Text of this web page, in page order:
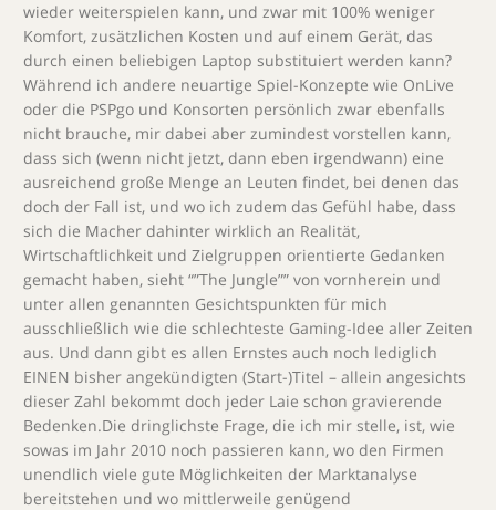
wieder weiterspielen kann, und zwar mit 100% weniger
Komfort, zusätzlichen Kosten und auf einem Gerät, das
durch einen beliebigen Laptop substituiert werden kann?
Während ich andere neuartige Spiel-Konzepte wie OnLive
oder die PSPgo und Konsorten persönlich zwar ebenfalls
nicht brauche, mir dabei aber zumindest vorstellen kann,
dass sich (wenn nicht jetzt, dann eben irgendwann) eine
ausreichend große Menge an Leuten findet, bei denen das
doch der Fall ist, und wo ich zudem das Gefühl habe, dass
sich die Macher dahinter wirklich an Realität,
Wirtschaftlichkeit und Zielgruppen orientierte Gedanken
gemacht haben, sieht “”The Jungle”” von vornherein und
unter allen genannten Gesichtspunkten für mich
ausschließlich wie die schlechteste Gaming-Idee aller Zeiten
aus. Und dann gibt es allen Ernstes auch noch lediglich
EINEN bisher angekündigten (Start-)Titel – allein angesichts
dieser Zahl bekommt doch jeder Laie schon gravierende
Bedenken.Die dringlichste Frage, die ich mir stelle, ist, wie
sowas im Jahr 2010 noch passieren kann, wo den Firmen
unendlich viele gute Möglichkeiten der Marktanalyse
bereitstehen und wo mittlerweile genügend